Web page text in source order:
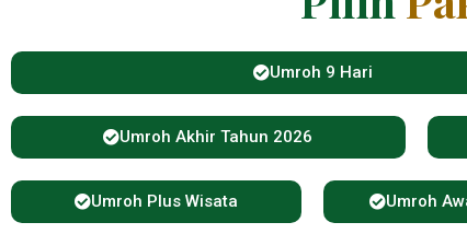
Umroh 9 Hari
Umroh Akhir Tahun 2026
Umroh Plus Wisata Umroh